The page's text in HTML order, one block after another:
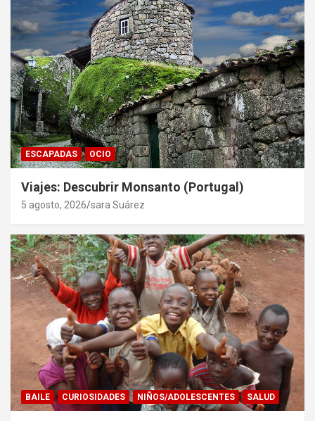
ESCAPADAS OCIO
Viajes: Descubrir Monsanto (Portugal)
5 agosto, 2026 sara Suárez
BAILE CURIOSIDADES NIÑOS/ADOLESCENTES SALUD